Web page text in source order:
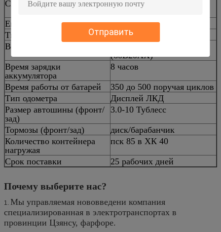
Отправить
Сила мотора
мотор ДК 450в
Емкость батареи
48В20АХ /60V20AH
Тип батареи
Свинцовокислотный
Вес батареи
(60В20АХ)
Время зарядки
аккумулятора
8 часов
Время работы от батарей
350 до 500 поручая циклов
Тип одометра
Дисплей ЛКД
Размер автошины (фронт/
зад)
3.0-10 Тублесс
Тормозы (фронт/зад)
диск/барабанчик
Количество контейнера
нагружая
пск 85 в ХК 40
Срок поставки 25 рабочих дней
Почему выберите нас?
1. Мы управляемая нововведени компания
специализированная в электротранспортах в
провинции Цзянсу, фарфоре.